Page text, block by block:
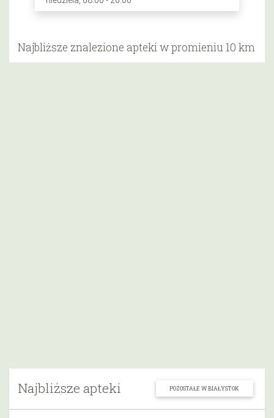
Najbliższe apteki POZOSTAŁE W BIAŁYSTOK
Najbliższe znalezione apteki w promieniu 10 km